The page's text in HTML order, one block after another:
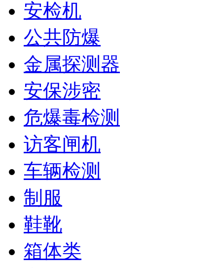
安检机
公共防爆
金属探测器
安保涉密
危爆毒检测
访客闸机
车辆检测
制服
鞋靴
箱体类